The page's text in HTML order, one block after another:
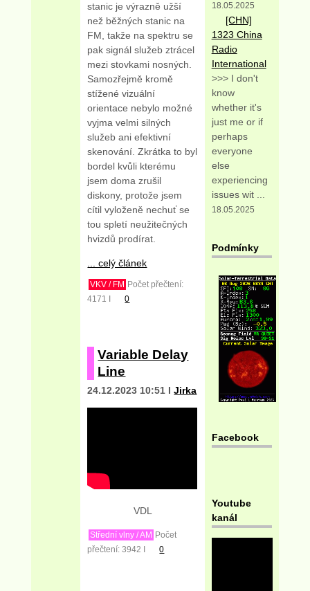
stanic je výrazně užší
než běžných stanic na
FM, takže na spektru se
pak signál služeb ztrácel
mezi stovkami nosných.
Samozřejmě kromě
stížené vizuální
orientace nebylo možné
vyjma velmi silných
služeb ani efektivní
skenování. Zkrátka to byl
bordel kvůli kterému
jsem doma zrušil
diskony, protože jsem
cítil vyloženě nechuť se
tou spletí neužitečných
hvizdů prodírat.
... celý článek
VKV / FM
Počet přečtení:
4171 I
0
Variable Delay
Line
24.12.2023 10:51 IJirka
VDL
Střední vlny / AM
Počet
přečtení: 3942 I
0
18.05.2025
[CHN]
1323 China
Radio
International
>>> I don't
know
whether it's
just me or if
perhaps
everyone
else
experiencing
issues wit ...
18.05.2025
Podmínky
Facebook
Youtube
kanál